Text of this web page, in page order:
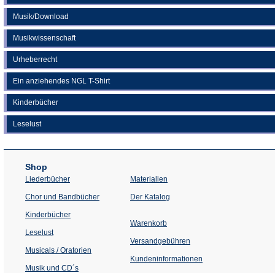
Musik/Download
Musikwissenschaft
Urheberrecht
Ein anziehendes NGL T-Shirt
Kinderbücher
Leselust
Shop
Liederbücher
Chor und Bandbücher
Kinderbücher
Leselust
Musicals / Oratorien
Musik und CD´s
Materialien
Der Katalog
Warenkorb
Versandgebühren
Kundeninformationen